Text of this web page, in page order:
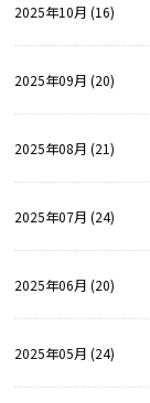
2025年10月 (16)
2025年09月 (20)
2025年08月 (21)
2025年07月 (24)
2025年06月 (20)
2025年05月 (24)